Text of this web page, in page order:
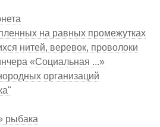
на равных промежутках
нитей, веревок, проволоки
«Социальная ...»
организаций
рыбака